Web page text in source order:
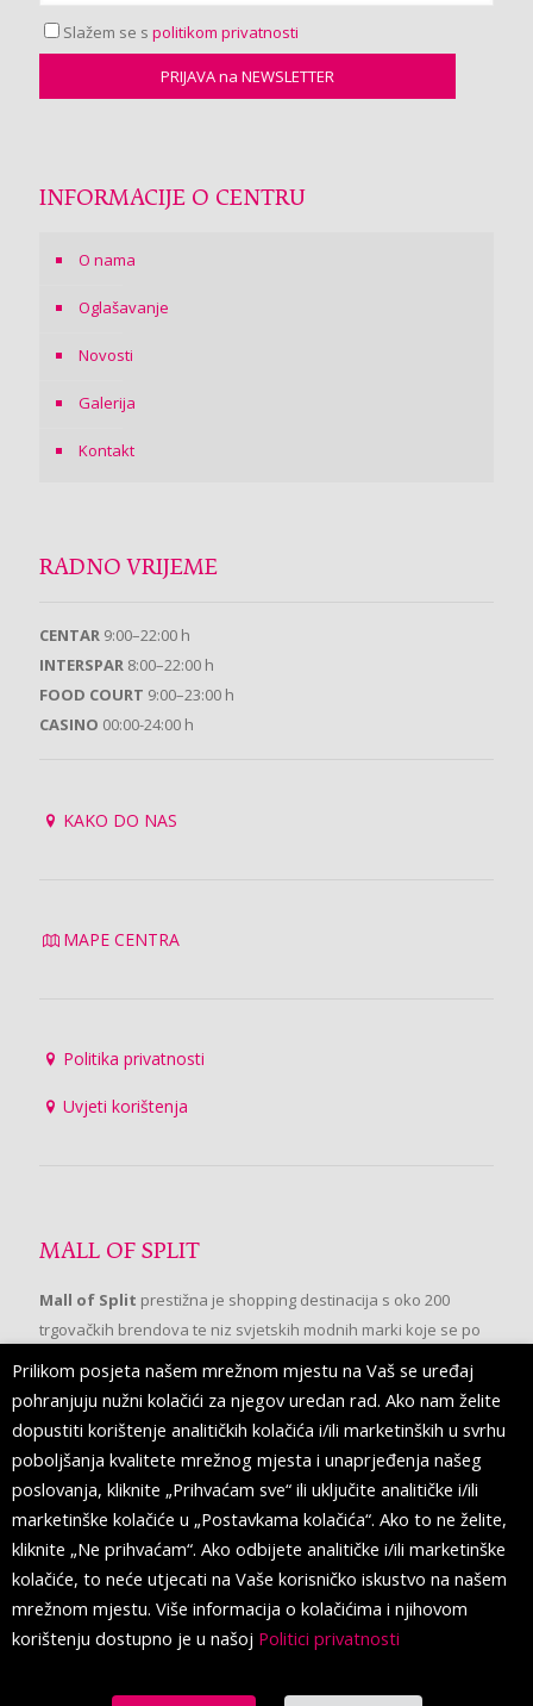
Slažem se s politikom privatnosti
INFORMACIJE O CENTRU
O nama
Oglašavanje
Novosti
Galerija
Kontakt
RADNO VRIJEME
CENTAR 9:00–22:00 h
INTERSPAR 8:00–22:00 h
FOOD COURT 9:00–23:00 h
CASINO 00:00-24:00 h
KAKO DO NAS
MAPE CENTRA
Politika privatnosti
Uvjeti korištenja
MALL OF SPLIT
Mall of Split prestižna je shopping destinacija s oko 200
trgovačkih brendova te niz svjetskih modnih marki koje se po
prvi put pojavljuju u Splitu.
PRATITE NAS
Prilikom posjeta našem mrežnom mjestu na Vaš se uređaj
pohranjuju nužni kolačići za njegov uredan rad. Ako nam želite
dopustiti korištenje analitičkih kolačića i/ili marketinških u svrhu
poboljšanja kvalitete mrežnog mjesta i unaprjeđenja našeg
poslovanja, kliknite „Prihvaćam sve“ ili uključite analitičke i/ili
marketinške kolačiće u „Postavkama kolačića“. Ako to ne želite,
kliknite „Ne prihvaćam“. Ako odbijete analitičke i/ili marketinške
kolačiće, to neće utjecati na Vaše korisničko iskustvo na našem
mrežnom mjestu. Više informacija o kolačićima i njihovom
korištenju dostupno je u našoj Politici privatnosti